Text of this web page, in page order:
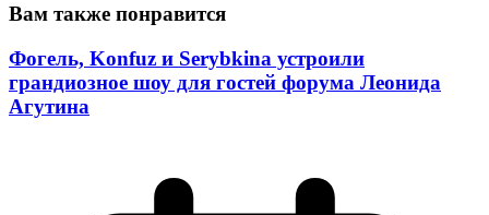
Вам также понравится
Фогель, Konfuz и Serybkina устроили
грандиозное шоу для гостей форума Леонида
Агутина